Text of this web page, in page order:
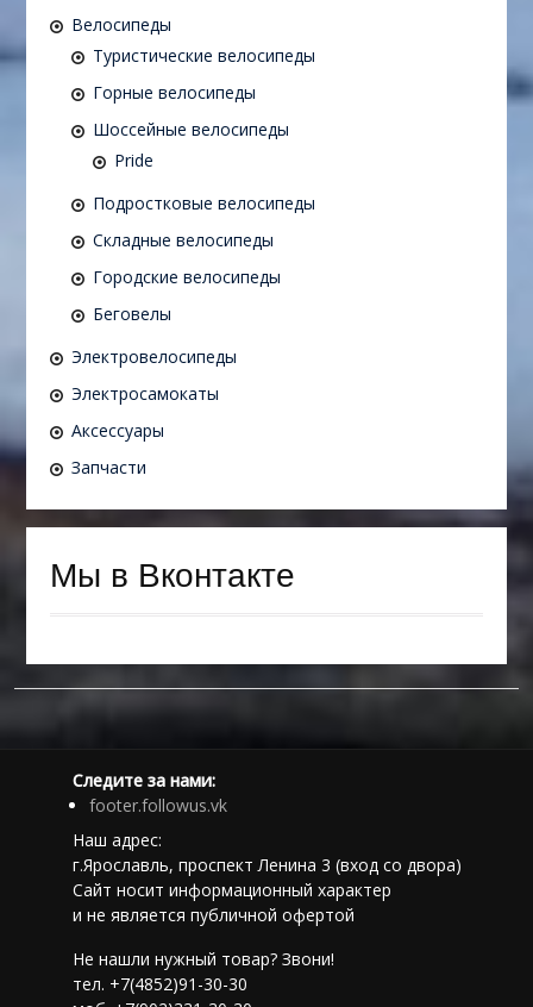
Велосипеды
Туристические велосипеды
Горные велосипеды
Шоссейные велосипеды
Pride
Подростковые велосипеды
Складные велосипеды
Городские велосипеды
Беговелы
Электровелосипеды
Электросамокаты
Аксессуары
Запчасти
Мы в Вконтакте
Следите за нами:
footer.followus.vk
Наш адрес:
г.Ярославль, проспект Ленина 3 (вход со двора)
Сайт носит информационный характер
и не является публичной офертой
Не нашли нужный товар? Звони!
тел. +7(4852)91-30-30